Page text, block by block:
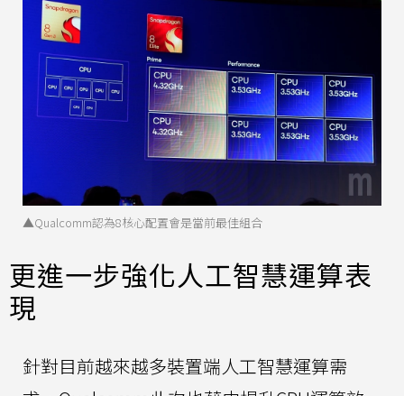
▲Qualcomm認為8核心配置會是當前最佳組合
更進一步強化人工智慧運算表
現
針對目前越來越多裝置端人工智慧運算需